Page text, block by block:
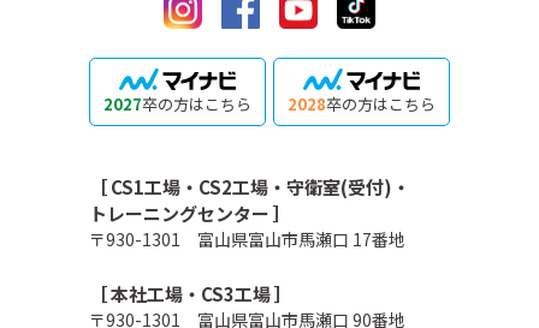
2027卒の方はこちら 2028卒の方はこちら
［ CS1工場・CS2工場・守衛室(受付)・
トレーニングセンター ］
〒930-1301 富山県富山市馬瀬口 17番地
［ 本社工場・CS3工場 ］
〒930-1301 富山県富山市馬瀬口 90番地